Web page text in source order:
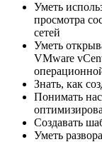
Уметь
просмотра
сетей
Уметь
VMware
Знать, как
Понимать
Создавать
Уметь